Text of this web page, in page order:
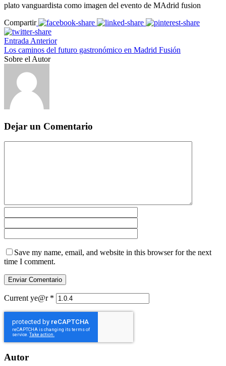
plato vanguardista como imagen del evento de MAdrid fusion
Compartir
Entrada Anterior
Los caminos del futuro gastronómico en Madrid Fusión
Sobre el Autor
Dejar un Comentario
Save my name, email, and website in this browser for the next
time I comment.
Current ye@r *
Autor